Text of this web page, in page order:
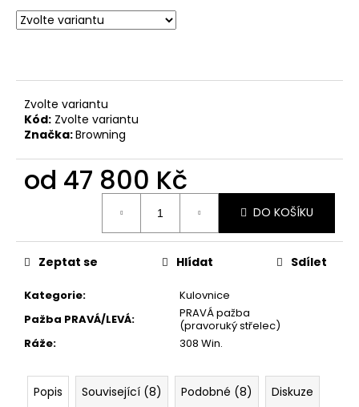
Zvolte variantu
Kód: Zvolte variantu
Značka:Browning
od 47 800 Kč
DO KOŠÍKU
Kategorie:
Kulovnice
Pažba PRAVÁ/LEVÁ:
PRAVÁ pažba
(pravoruký střelec)
Ráže: 308 Win.
Zeptat se Hlídat Sdílet
Popis Související (8) Podobné (8) Diskuze
j
e
NŮŽ
ZAVÍRACÍ
MAUSER
620